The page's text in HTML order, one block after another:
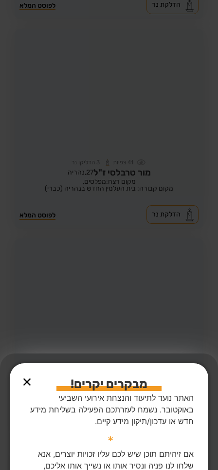
לפוסט המלא הדלקת נר
41 צפיות 3 הדליקו נר
מור טרבלסי ז"ל27, נהריה
מקום רצח:מפלסים,
מקום קבורה: בית העלמין החדש בנהריה (כברי)
לפוסט המלא הדלקת נר
מזי בכר ז"ל63,בארי
מקום רצח:בארי,מקום קבורה: קיבוץ רמת יוחנן
מזי ז"ל גדלה בקרית ים, הייתה אם יחידנית לבתה עופרי, גרה
ונרצחה בקיבוץ בארי. יהי זכרה ברוך
הדלקת נר
מבקרים יקרים!
האתר נועד לתיעוד והנצחת אירועי השביעי
באוקטובר. נשמח לעזרתכם הפעילה בשליחת מידע
חדש או עדכון/תיקון מידע קיים.
*
אם זיהיתם תוכן שיש לכם עליו זכויות יוצרים, אנא
שלחו לנו פניה ונסיר אותו או נשייך אותו אליכם,